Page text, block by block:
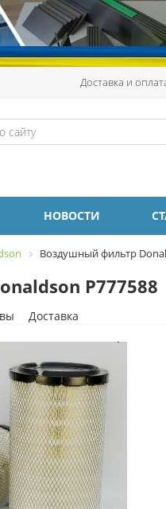
Доставка и
НОВОСТИ
Воздушный фильтр
P777588
Доставка